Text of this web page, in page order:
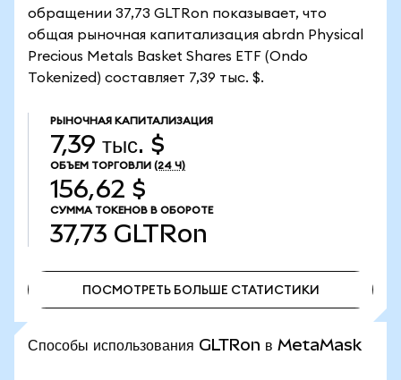
обращении 37,73 GLTRon показывает, что
общая рыночная капитализация abrdn Physical
Precious Metals Basket Shares ETF (Ondo
Tokenized) составляет 7,39 тыс. $.
РЫНОЧНАЯ КАПИТАЛИЗАЦИЯ
7,39 тыс. $
ОБЪЕМ ТОРГОВЛИ (24 Ч)
156,62 $
СУММА ТОКЕНОВ В ОБОРОТЕ
37,73 GLTRon
ПОСМОТРЕТЬ БОЛЬШЕ СТАТИСТИКИ
Способы использования GLTRon в MetaMask